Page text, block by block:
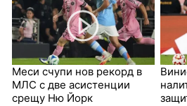
Меси счупи нов рекорд в
МЛС с две асистенции
срещу Ню Йорк